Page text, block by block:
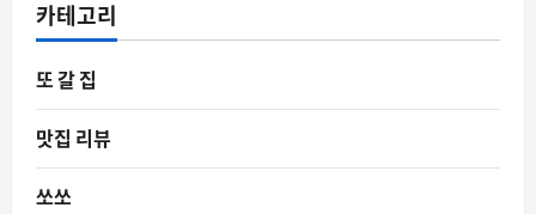
카테고리
또 갈 집
맛집 리뷰
쏘쏘